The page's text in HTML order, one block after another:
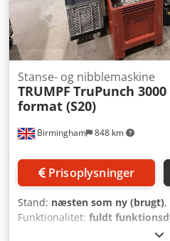
Birmingham 848 km
Stanse- og nibblemaskine
TRUMPF TruPunch
format (S20)
Prisoplysninger
Stand: næsten som ny (brugt)
Funktionalitet: fuldt
,